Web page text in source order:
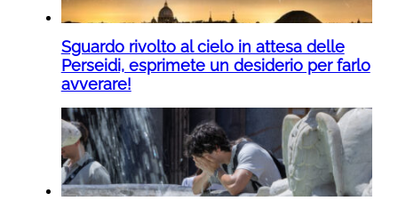
Sguardo rivolto al cielo in attesa delle
Perseidi, esprimete un desiderio per farlo
avverare!